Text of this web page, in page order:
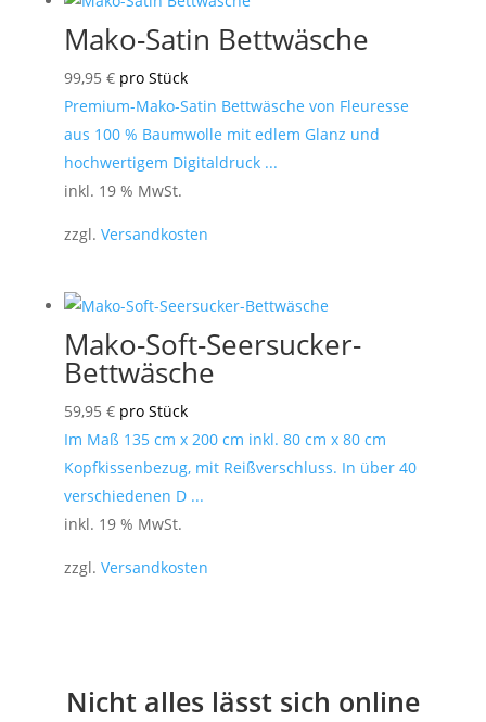
Mako-Satin Bettwäsche
99,95 € pro Stück
Premium-Mako-Satin Bettwäsche von Fleuresse
aus 100 % Baumwolle mit edlem Glanz und
hochwertigem Digitaldruck ...
inkl. 19 % MwSt.
zzgl. Versandkosten
Mako-Soft-Seersucker-
Bettwäsche
59,95 € pro Stück
Im Maß 135 cm x 200 cm inkl. 80 cm x 80 cm
Kopfkissenbezug, mit Reißverschluss. In über 40
verschiedenen D ...
inkl. 19 % MwSt.
zzgl. Versandkosten
Nicht alles lässt sich online